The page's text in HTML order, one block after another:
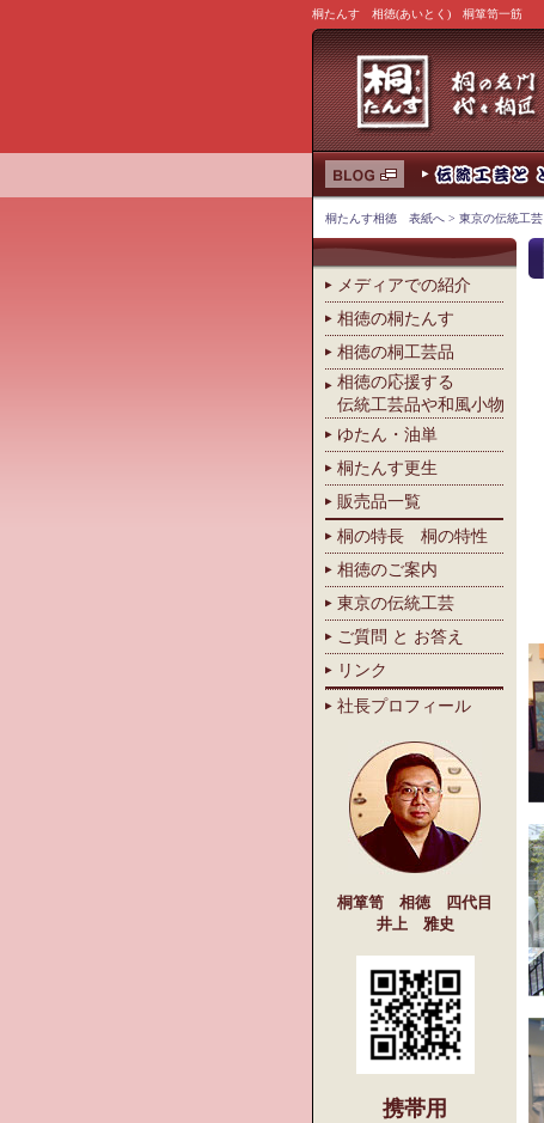
桐たんす 相徳(あいとく) 桐箪笥一筋
桐たんす相徳 表紙へ > 東京の伝統工芸
メディアでの紹介
相徳の桐たんす
相徳の桐工芸品
相徳の応援する
伝統工芸品や和風小物
ゆたん・油単
桐たんす更生
販売品一覧
桐の特長 桐の特性
相徳のご案内
東京の伝統工芸
ご質問 と お答え
リンク
社長プロフィール
桐箪笥 相徳 四代目
井上 雅史
携帯用